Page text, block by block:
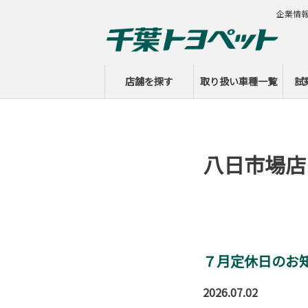
店舗を探す 取り扱い車種一覧 試
企業情
八日市場
７月定休日のお
2026.07.02